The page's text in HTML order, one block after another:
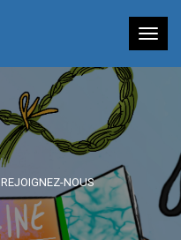
à
REJOIGNEZ-NOUS